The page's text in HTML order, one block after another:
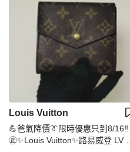
Louis Vuitton
💪爸氣降價👔限時優惠只到8/16‼️
㊣✨Louis Vuitton✨路易威登 LV 老